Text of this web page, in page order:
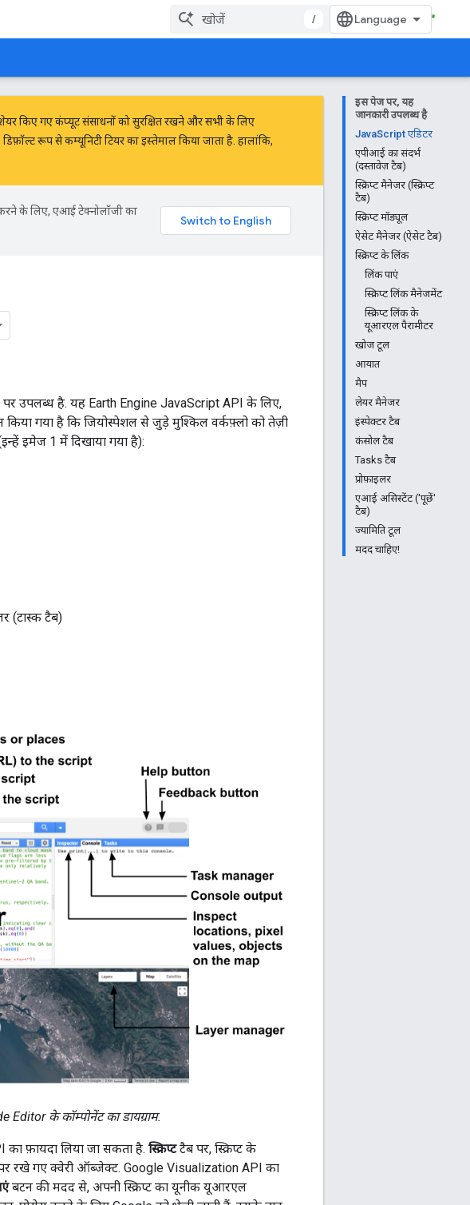
/
इस पेज पर, यह
जानकारी उपलब्ध है
JavaScript एडिटर
एपीआई का संदर्भ
(दस्तावेज़ टैब)
स्क्रिप्ट मैनेजर (स्क्रिप्ट
टैब)
स्क्रिप्ट मॉड्यूल
ऐसेट मैनेजर (ऐसेट टैब)
स्क्रिप्ट के लिंक
लिंक पाएं
स्क्रिप्ट लिंक मैनेजमेंट
स्क्रिप्ट लिंक के
यूआरएल पैरामीटर
खोज टूल
आयात
मैप
लेयर मैनेजर
इंस्पेक्टर टैब
कंसोल टैब
Tasks टैब
प्रोफ़ाइलर
एआई असिस्टेंट ('पूछें'
टैब)
ज्यामिति टूल
मदद चाहिए!
किए गए कंप्यूट संसाधनों को सुरक्षित रखने और सभी के लिए
रूप से कम्यूनिटी टियर का इस्तेमाल किया जाता है. हालांकि,
के लिए, एआई टेक्नोलॉजी का
पर उपलब्ध है. यह Earth Engine JavaScript API के लिए,
गया है कि जियोस्पेशल से जुड़े मुश्किल वर्कफ़्लो को तेज़ी
इमेज 1 में दिखाया गया है):
(टास्क टैब)
Editor के कॉम्पोनेंट का डायग्राम.
फ़ायदा लिया जा सकता है. स्क्रिप्टटैब पर, स्क्रिप्ट के
रखे गए क्वेरी ऑब्जेक्ट. Google Visualization API का
बटन की मदद से, अपनी स्क्रिप्ट का यूनीक यूआरएल